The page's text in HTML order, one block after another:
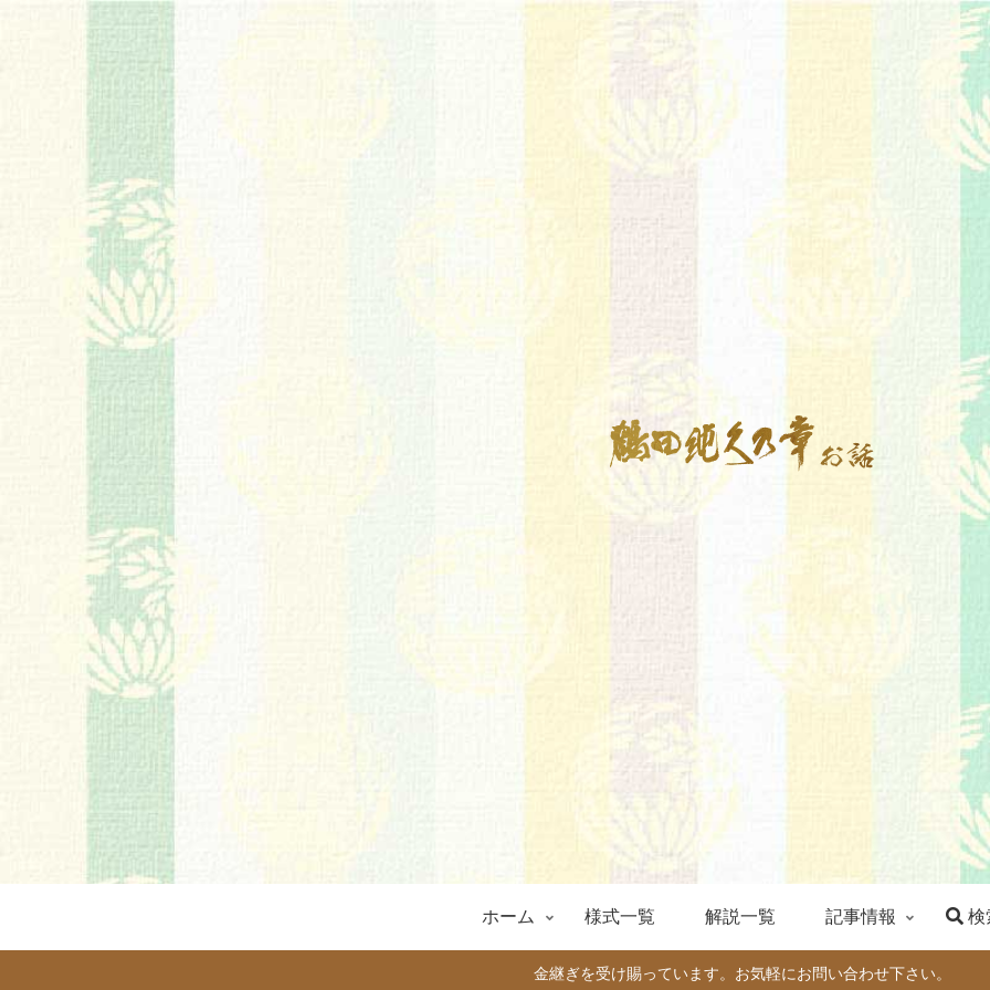
ホーム 様式一覧 解説一覧 記事情報 検
金継ぎを受け賜っています。お気軽にお問い合わせ下さい。